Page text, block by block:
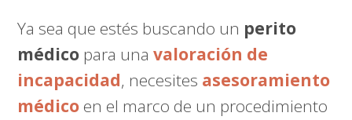
Ya sea que estés buscando un perito
médico para unavaloración de
incapacidad, necesites asesoramiento
médico en el marco de un procedimiento